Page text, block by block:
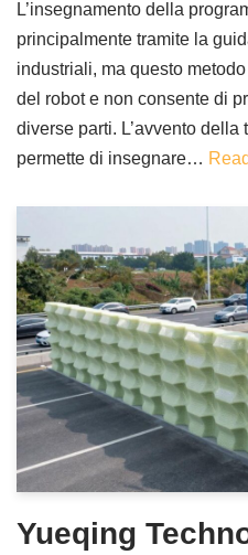
L’insegnamento della
principalmente tramite la
industriali, ma questo
del robot e non consente di
diverse parti. L’avvento
permette di insegnare…
Yueqing